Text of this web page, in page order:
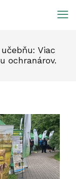
Viac
ochranárov.